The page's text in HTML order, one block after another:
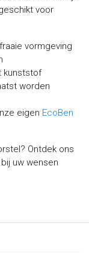
voor
vormgeving
kunststof
worden
eigen EcoBen
Ontdek ons
uw wensen